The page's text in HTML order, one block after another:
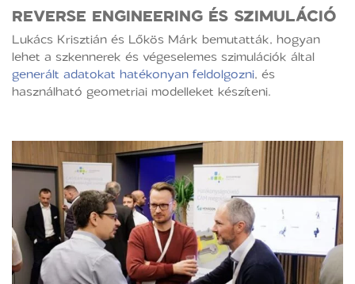
REVERSE ENGINEERING ÉS SZIMULÁCIÓ
Lukács Krisztián és Lőkös Márk bemutatták, hogyan
lehet a szkennerek és végeselemes szimulációk által
generált adatokat hatékonyan feldolgozni, és
használható geometriai modelleket készíteni.